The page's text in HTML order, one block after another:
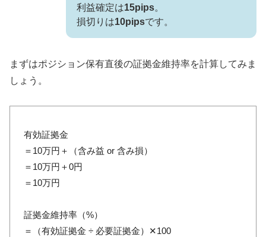
利益確定は15pips。
損切りは10pipsです。
まずはポジション保有直後の証拠金維持率を計算してみま
しょう。
有効証拠金
＝10万円＋（含み益 or 含み損）
＝10万円＋0円
＝10万円
証拠金維持率（%）
＝（有効証拠金 ÷ 必要証拠金）✕100